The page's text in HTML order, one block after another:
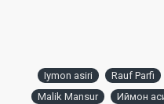
Iymon asiri Rauf Parfi
Malik Mansur
Иймон